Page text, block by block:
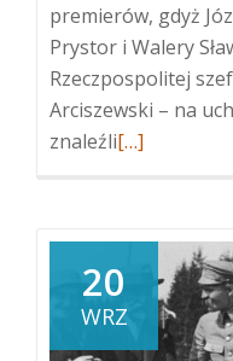
premierów, gdyż
Prystor i Walery
Rzeczpospolitej
Arciszewski – na
znaleźliWięcej
w
cieniu
czterech
[…]
20
WRZ